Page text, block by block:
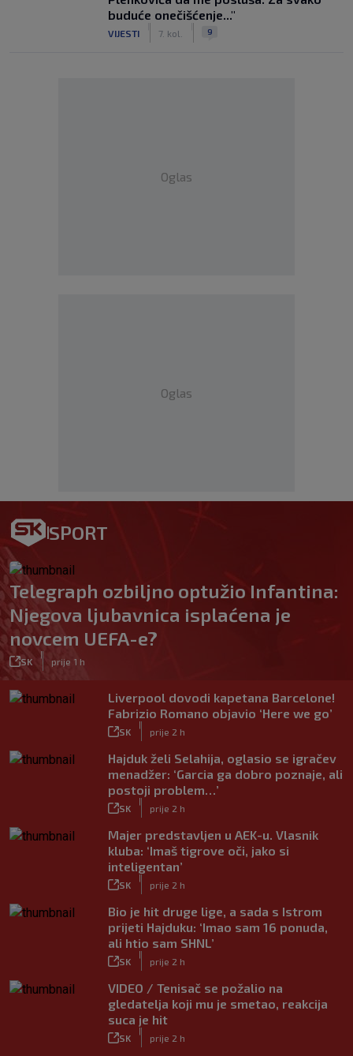
buduće onečišćenje..."
VIJESTI 7. kol. 9
Oglas
Oglas
SPORT
Telegraph ozbiljno optužio Infantina:
Njegova ljubavnica isplaćena je
novcem UEFA-e?
SK prije 1 h
Liverpool dovodi kapetana Barcelone!
Fabrizio Romano objavio ‘Here we go’
SK prije 2 h
Hajduk želi Selahija, oglasio se igračev
menadžer: ‘Garcia ga dobro poznaje, ali
postoji problem…’
SK prije 2 h
Majer predstavljen u AEK-u. Vlasnik
kluba: ‘Imaš tigrove oči, jako si
inteligentan’
SK prije 2 h
Bio je hit druge lige, a sada s Istrom
prijeti Hajduku: ‘Imao sam 16 ponuda,
ali htio sam SHNL’
SK prije 2 h
VIDEO / Tenisač se požalio na
gledatelja koji mu je smetao, reakcija
suca je hit
SK prije 2 h